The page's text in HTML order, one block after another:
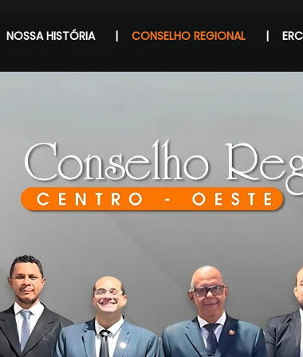
NOSSA HISTÓRIA | CONSELHO REGIONAL | ERC